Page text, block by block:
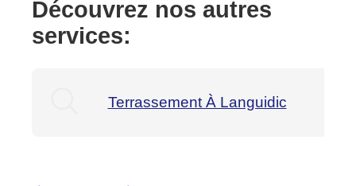
Découvrez nos autres
services:
Terrassement À Languidic